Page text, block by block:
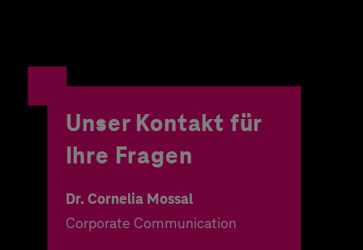
Unser Kontakt für
Ihre Fragen
Dr. Cornelia Mossal
Corporate Communication